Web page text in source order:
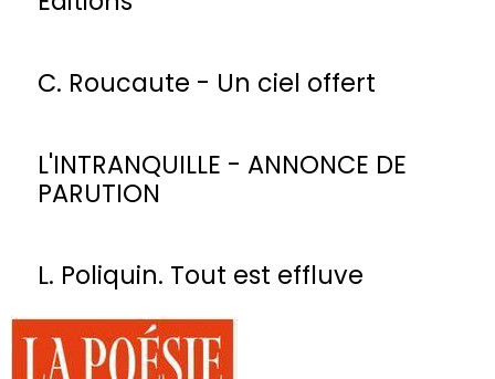
C. Roucaute - Un ciel offert
L'INTRANQUILLE - ANNONCE DE
PARUTION
L. Poliquin. Tout est effluve